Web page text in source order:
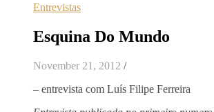
Entrevistas
Esquina Do Mundo
November 21, 2012 /
– entrevista com Luís Filipe Ferreira